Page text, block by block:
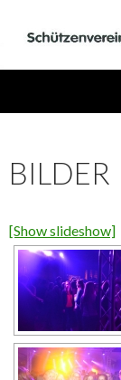
BILDER
[Show slideshow]